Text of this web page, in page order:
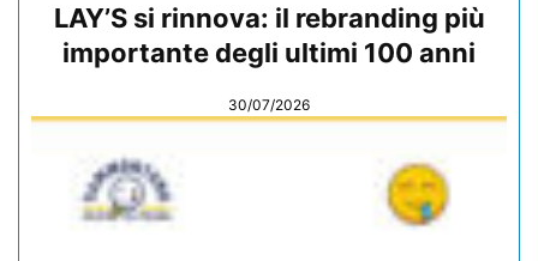
LAY’S si rinnova: il rebranding più
importante degli ultimi 100 anni
30/07/2026